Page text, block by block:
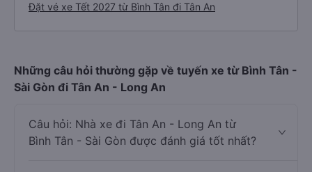
Đặt vé xe Tết 2027 từ Bình Tân đi Tân An
Những câu hỏi thường gặp về tuyến xe từ Bình Tân -
Sài Gòn đi Tân An - Long An
Câu hỏi: Nhà xe đi Tân An - Long An từ
Bình Tân - Sài Gòn được đánh giá tốt nhất?